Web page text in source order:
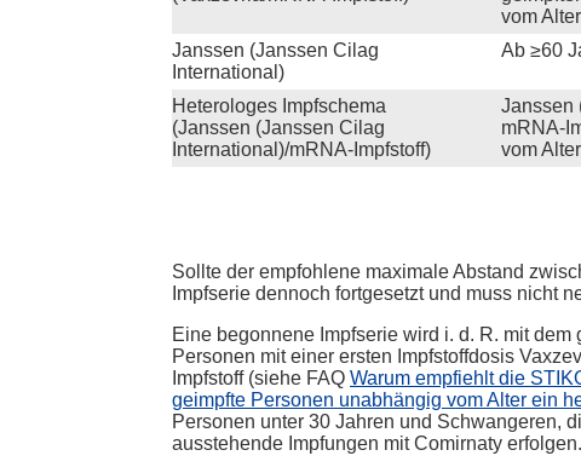
vom Alter
Janssen (Janssen Cilag
International)
Ab ≥60
Heterologes Impfschema
(Janssen (Janssen Cilag
International)/mRNA-Impfstoff)
Janssen
mRNA-
vom Alter
Sollte der empfohlene maximale Abstand
Impfserie dennoch fortgesetzt und muss nicht
Eine begonnene Impfserie wird i. d. R. mit
Personen mit einer ersten Impfstoffdosis
Impfstoff (siehe FAQ Warum empfiehlt die
geimpfte Personen unabhängig vom Alter ein
Personen unter 30 Jahren und Schwangeren,
ausstehende Impfungen mit Comirnaty erfolgen.